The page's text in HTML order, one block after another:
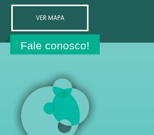
VER MAPA
Fale conosco!